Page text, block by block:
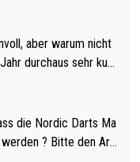
aber warum nicht
des Weltmei
? Bitte den Arti